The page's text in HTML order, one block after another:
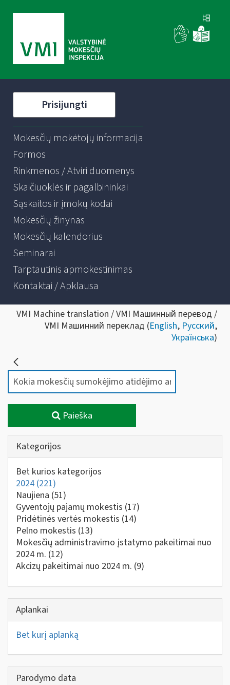
Prisijungti
Mokesčių mokėtojų informacija
Formos
Rinkmenos / Atviri duomenys
Skaičiuoklės ir pagalbininkai
Sąskaitos ir įmokų kodai
Mokesčių žinynas
Mokesčių kalendorius
Seminarai
Tarptautinis apmokestinimas
Kontaktai / Apklausa
VMI Machine translation / VMI Машинный перевод /
VMI Машинний переклад (English, Русский,
Українська)
Paieška
Kategorijos
Bet kurios kategorijos
2024 (221)
Naujiena (51)
Gyventojų pajamų mokestis (17)
Pridėtinės vertės mokestis (14)
Pelno mokestis (13)
Mokesčių administravimo įstatymo pakeitimai nuo
2024 m. (12)
Akcizų pakeitimai nuo 2024 m. (9)
Aplankai
Bet kurį aplanką
Parodymo data